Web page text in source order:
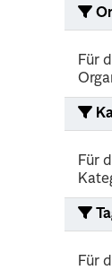
Für
Für
Für